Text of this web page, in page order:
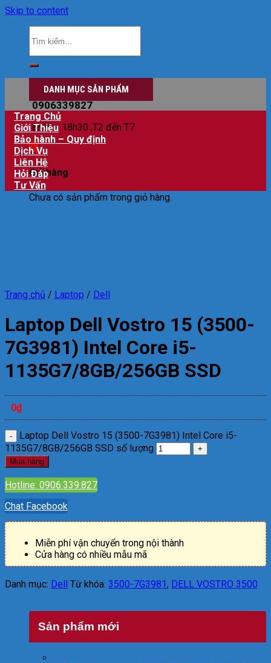
Skip to content
Đăng nhập
0906339827
8h30 - 18h30 ,T2 đến T7
0
Giỏ hàng
Chưa có sản phẩm trong giỏ hàng.
DANH MỤC SẢN PHẨM
Trang Chủ
Giới Thiệu
Bảo hành – Quy định
Dịch Vụ
Liên Hệ
Hỏi Đáp
Tư Vấn
Trang chủ / Laptop / Dell
Laptop Dell Vostro 15 (3500-
7G3981) Intel Core i5-
1135G7/8GB/256GB SSD
0₫
Laptop Dell Vostro 15 (3500-7G3981) Intel Core i5-
1135G7/8GB/256GB SSD số lượng
Mua hàng
Hotline: 0906.339.827
Chat Facebook
Miễn phí vận chuyển trong nội thành
Cửa hàng có nhiều mẫu mã
Danh mục: Dell Từ khóa: 3500-7G3981, DELL VOSTRO 3500
Sản phẩm mới